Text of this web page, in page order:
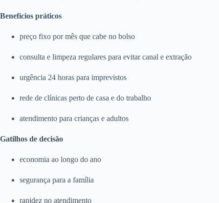
Benefícios práticos
preço fixo por mês que cabe no bolso
consulta e limpeza regulares para evitar canal e extração
urgência 24 horas para imprevistos
rede de clínicas perto de casa e do trabalho
atendimento para crianças e adultos
Gatilhos de decisão
economia ao longo do ano
segurança para a família
rapidez no atendimento